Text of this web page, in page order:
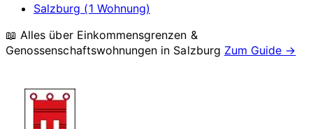
Salzburg (1 Wohnung)
📖 Alles über Einkommensgrenzen &
Genossenschaftswohnungen in Salzburg Zum Guide →